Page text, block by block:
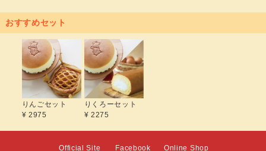
おすすめセット
りんごセット
¥ 2975
りくろーセット
¥ 2275
Official Site Facebook Online Shop